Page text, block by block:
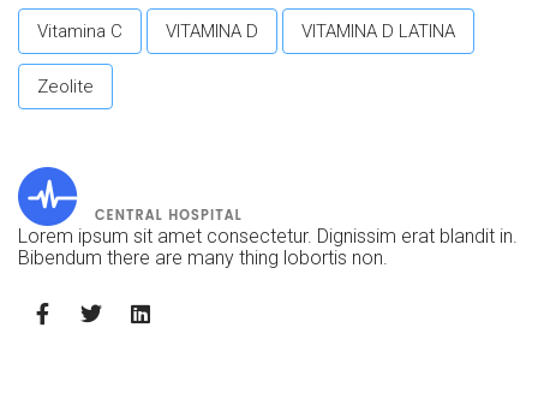
Vitamina C VITAMINA D VITAMINA D LATINA
Zeolite
Lorem ipsum sit amet consectetur. Dignissim erat blandit in.
Bibendum there are many thing lobortis non.